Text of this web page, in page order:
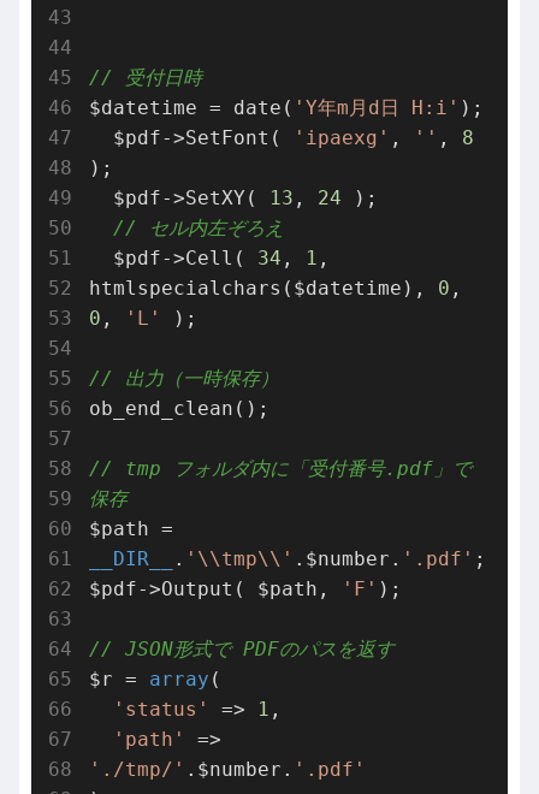
// 受付日時
$datetime = date( 'Y年m月d日 H:i' );
  $pdf->SetFont(
'ipaexg' , '' , 8
);
  $pdf->SetXY(
13 , 24 );
// セル内左ぞろえ
  $pdf->Cell(
34 , 1 ,
htmlspecialchars($datetime), 0
0 , 'L' );
// 出力（一時保存）
ob_end_clean();
// tmp フォルダ内に「受付番号.pdf」で
保存
__DIR__
. '\\tmp\\' .$number. '.pdf' ;
$pdf->Output( $path,
'F' );
// JSON形式で PDFのパスを返す
$r = array (
'status'
=> 1 ,
'path'
'./tmp/' .$number. '.pdf'